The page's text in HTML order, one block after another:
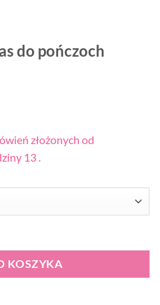
do pończoch
złożonych od
13 .
KOSZYKA